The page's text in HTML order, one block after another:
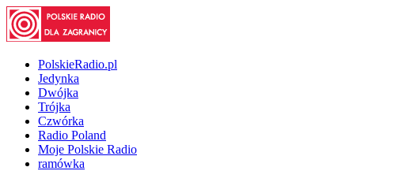
PolskieRadio.pl
Jedynka
Dwójka
Trójka
Czwórka
Radio Poland
Moje Polskie Radio
ramówka